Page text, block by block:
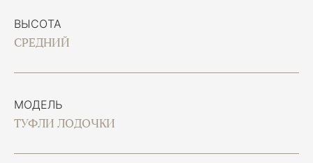
ВЫСОТА
СРЕДНИЙ
МОДЕЛЬ
ТУФЛИ ЛОДОЧКИ